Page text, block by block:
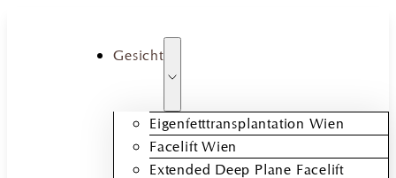
Gesicht
Eigenfetttransplantation Wien
Facelift Wien
Extended Deep Plane Facelift